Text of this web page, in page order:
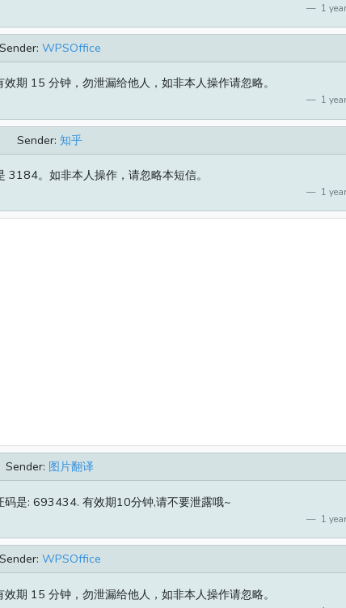
1
Sender: WPSOffice
期 15 分钟，勿泄漏给他人，如非本人操作请忽略。
1
Sender: 知乎
3184。如非本人操作，请忽略本短信。
1
Sender: 图片翻译
码是: 693434. 有效期10分钟,请不要泄露哦~
1
Sender: WPSOffice
期 15 分钟，勿泄漏给他人，如非本人操作请忽略。